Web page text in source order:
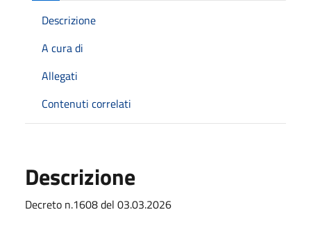
Descrizione
A cura di
Allegati
Contenuti correlati
Descrizione
Decreto n.1608 del 03.03.2026